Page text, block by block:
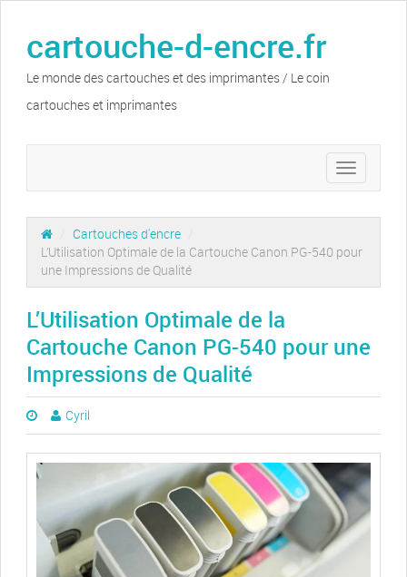
cartouche-d-encre.fr
Le monde des cartouches et des imprimantes / Le coin
cartouches et imprimantes
Toggle
navigation
Cartouches d'encre
L’Utilisation Optimale de la Cartouche Canon PG-540 pour
une Impressions de Qualité
L’Utilisation Optimale de la
Cartouche Canon PG-540 pour une
Impressions de Qualité
Cyril